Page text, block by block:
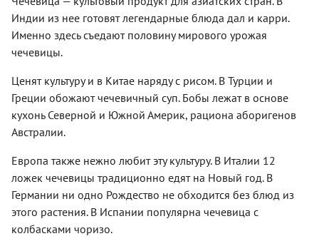
Индии из нее готовят легендарные блюда дал и карри.
Именно здесь съедают половину мирового урожая
чечевицы.
Ценят культуру и в Китае наряду с рисом. В Турции и
Греции обожают чечевичный суп. Бобы лежат в основе
кухонь Северной и Южной Америк, рациона аборигенов
Австралии.
Европа также нежно любит эту культуру. В Италии 12
ложек чечевицы традиционно едят на Новый год. В
Германии ни одно Рождество не обходится без блюд из
этого растения. В Испании популярна чечевица с
колбасками чоризо.